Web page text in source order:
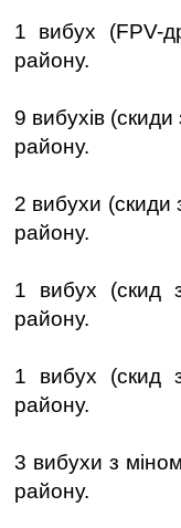
1 вибух (FPV-
району.
9 вибухів
району.
2 вибухи (скиди
району.
1 вибух (скид
району.
1 вибух (скид
району.
3 вибухи з
району.